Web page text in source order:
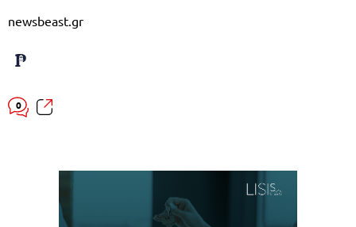
newsbeast.gr
0